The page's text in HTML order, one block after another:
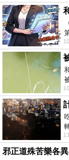
邪正道殊苦樂各異